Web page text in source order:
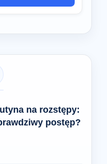
na rozstępy:
postęp?